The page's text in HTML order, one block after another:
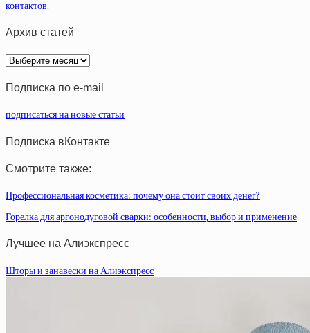
контактов.
Архив статей
Архив
статей
Подписка по e-mail
подписаться на новые статьи
Подписка вКонтакте
Смотрите также:
Профессиональная косметика: почему она стоит своих денег?
Горелка для аргонодуговой сварки: особенности, выбор и применение
Лучшее на Алиэкспресс
Шторы и занавески на Алиэкспресс